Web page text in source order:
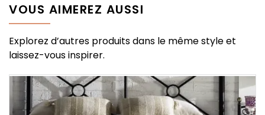
VOUS AIMEREZ AUSSI
Explorez d’autres produits dans le même style et
laissez-vous inspirer.